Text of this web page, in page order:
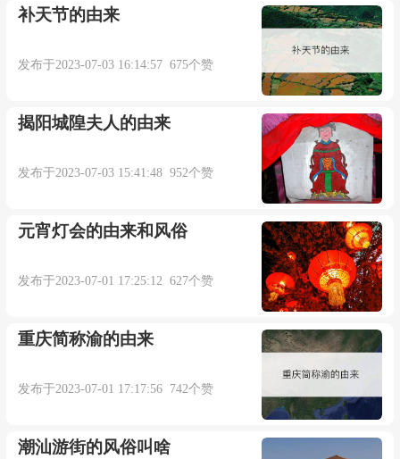
区的传统美食，深受当地人民喜爱。如今，潮汕红
桃粿已经扩散至全国各地，成为中国传统糕点文化
潮汕红桃粿不仅口感软糯，而且酥脆可口，整
体味道甜美，深受人们喜爱。无论是作为甜点，还
是作为早餐或下午茶的小吃，潮汕红桃粿都是令人
回味无穷的美食之一。
本内容部分来源于网络，谨供免费学习使用，如有侵权，可
以通过邮箱juexin@juexinw.com联系我们删除！
补天节的由来
发布于2023-07-03 16:14:57 675个赞
揭阳城隍夫人的由来
发布于2023-07-03 15:41:48 952个赞
元宵灯会的由来和风俗
发布于2023-07-01 17:25:12 627个赞
重庆简称渝的由来
发布于2023-07-01 17:17:56 742个赞
潮汕游街的风俗叫啥